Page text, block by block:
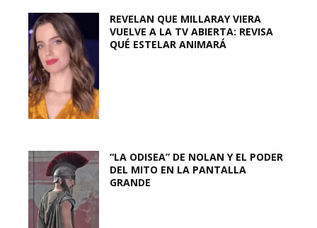
REVELAN QUE MILLARAY VIERA
VUELVE A LA TV ABIERTA: REVISA
QUÉ ESTELAR ANIMARÁ
“LA ODISEA” DE NOLAN Y EL PODER
DEL MITO EN LA PANTALLA
GRANDE